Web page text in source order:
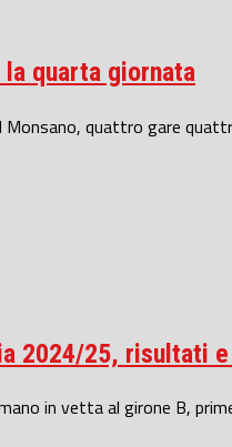
quarta giornata
quattro gare
2024/25, risultati
in vetta al girone B,